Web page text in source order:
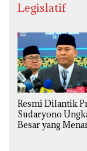
Legislatif
Resmi Dilantik
Sudaryono
Besar yang